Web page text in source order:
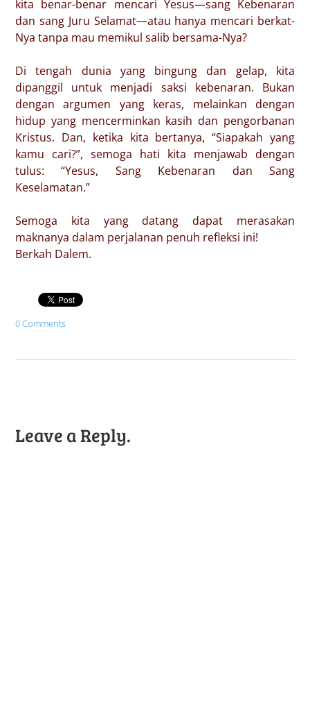
kita benar-benar mencari Yesus—sang Kebenaran
dan sang Juru Selamat—atau hanya mencari berkat-
Nya tanpa mau memikul salib bersama-Nya?
Di tengah dunia yang bingung dan gelap, kita
dipanggil untuk menjadi saksi kebenaran. Bukan
dengan argumen yang keras, melainkan dengan
hidup yang mencerminkan kasih dan pengorbanan
Kristus. Dan, ketika kita bertanya, “Siapakah yang
kamu cari?”, semoga hati kita menjawab dengan
tulus: “Yesus, Sang Kebenaran dan Sang
Keselamatan.”
Semoga kita yang datang dapat merasakan
maknanya dalam perjalanan penuh refleksi ini!
Berkah Dalem.
0 Comments
Leave a Reply.